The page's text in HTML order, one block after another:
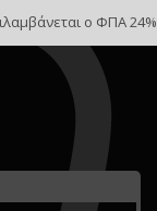
ο ΦΠΑ 24%